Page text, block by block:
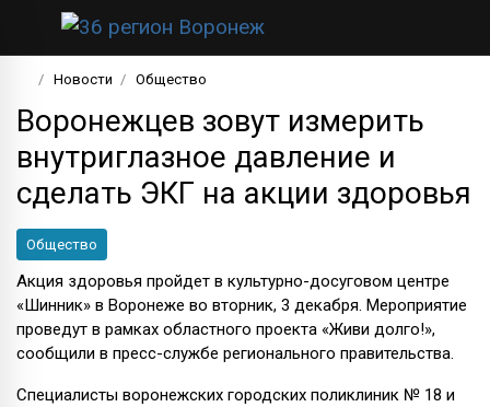
Новости Общество
Воронежцев зовут измерить
внутриглазное давление и
сделать ЭКГ на акции здоровья
Общество
Акция здоровья пройдет в культурно-досуговом центре
«Шинник» в Воронеже во вторник, 3 декабря. Мероприятие
проведут в рамках областного проекта «Живи долго!»,
сообщили в пресс-службе регионального правительства.
Специалисты воронежских городских поликлиник № 18 и